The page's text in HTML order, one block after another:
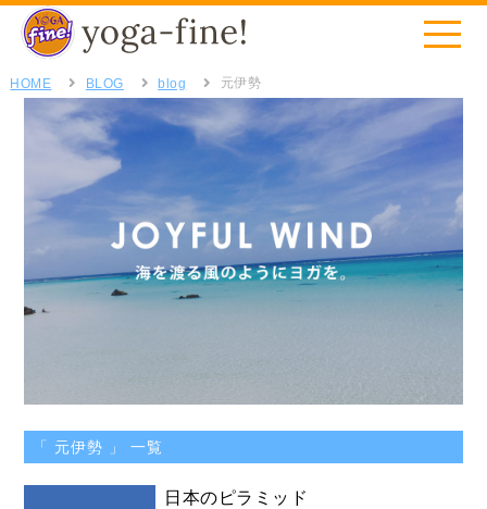
HOME BLOG blog 元伊勢
「 元伊勢 」 一覧
日本のピラミッド